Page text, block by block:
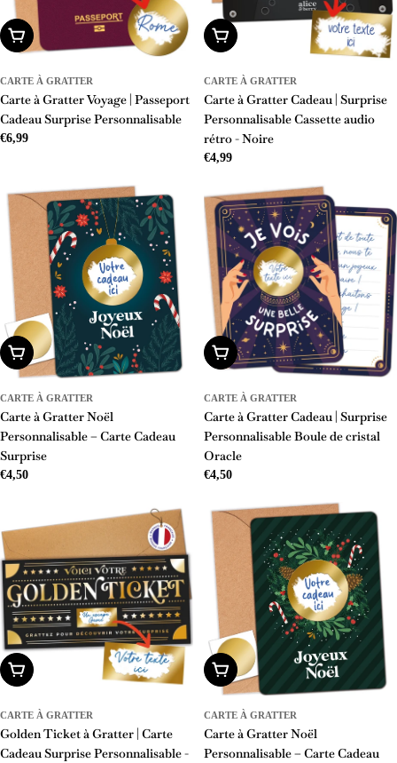
Ajouter Au Panier
CARTE À GRATTER
Carte à Gratter Voyage | Passeport
Cadeau Surprise Personnalisable
Prix
€6,99
Ajouter Au Panier
CARTE À GRATTER
Carte à Gratter Cadeau | Surprise
Personnalisable Cassette audio
rétro - Noire
Prix
régulier
€4,99
Ajouter Au Panier
CARTE À GRATTER
Carte à Gratter Noël
Personnalisable – Carte Cadeau
Surprise
Prix
€4,50
Ajouter Au Panier
CARTE À GRATTER
Carte à Gratter Cadeau | Surprise
Personnalisable Boule de cristal
Oracle
Prix
régulier
€4,50
Ajouter Au Panier
CARTE À GRATTER
Golden Ticket à Gratter | Carte
Cadeau Surprise Personnalisable -
Ajouter Au Panier
CARTE À GRATTER
Carte à Gratter Noël
Personnalisable – Carte Cadeau